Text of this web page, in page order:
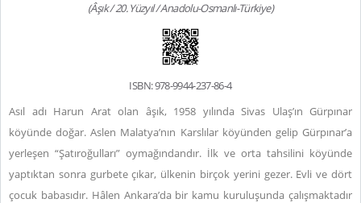
(Âşık / 20. Yüzyıl / Anadolu-Osmanlı-Türkiye)
ISBN: 978-9944-237-86-4
Asıl adı Harun Arat olan âşık, 1958 yılında Sivas Ulaş’ın Gürpınar
köyünde doğar. Aslen Malatya’nın Karslılar köyünden gelip Gürpınar’a
yerleşen “Şatıroğulları” oymağındandır. İlk ve orta tahsilini köyünde
yaptıktan sonra gurbete çıkar, ülkenin birçok yerini gezer. Evli ve dört
çocuk babasıdır. Hâlen Ankara’da bir kamu kuruluşunda çalışmaktadır